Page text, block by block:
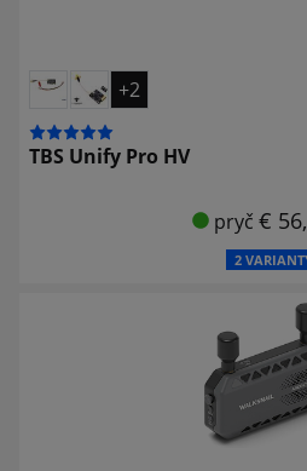
+2
TBS Unify Pro HV
pryč €
2